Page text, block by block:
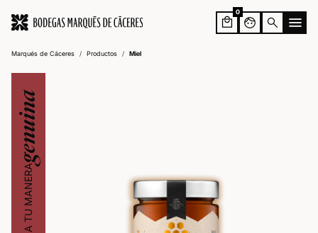
0
face search
Marqués de Cáceres / Productos / Miel
A TU MANERA
genuina